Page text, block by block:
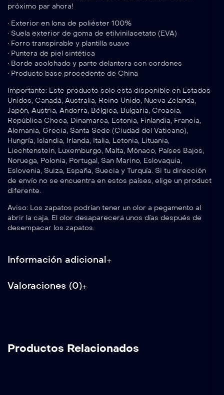
próximo par ahora!
• Exterior en lona de poliéster 100%
• Suela exterior de goma de etilvinilacetato (EVA)
• Forro transpirable y plantilla suave
• Puntera de piel sintética
• Borde acolchado y parte delantera con cordones
• Producto base procedente de China
Importante: Este producto solo está disponible en Estados
Unidos, Canadá, Australia, Reino Unido, Nueva Zelanda,
Japón, Austria, Andorra, Bélgica, Bulgaria, Croacia,
República Checa, Dinamarca, Estonia, Finlandia, Francia,
Alemania, Grecia, Santa Sede (Ciudad del Vaticano),
Hungría, Islandia, Irlanda, Italia, Letonia, Lituania,
Liechtenstein, Luxemburgo, Malta, Mónaco, Países Bajos,
Noruega, Polonia, Portugal, San Marino, Eslovaquia,
Eslovenia, Suiza, España, Suecia y Turquía. Si tu dirección
de envío no se encuentra en estos países, elige un producto
diferente.
Aviso: Los zapatos podrían tener un olor a pegamento al
abrir la caja. El olor desaparecerá unos días después de
desempacar los zapatos.
Información adicional
Valoraciones (0)
Productos Relacionados